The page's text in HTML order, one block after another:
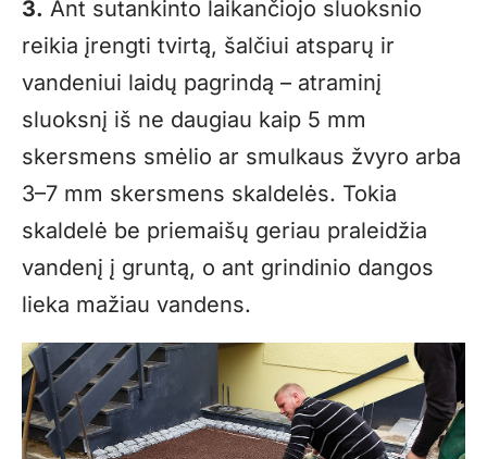
3. Ant sutankinto laikančiojo sluoksnio
reikia įrengti tvirtą, šalčiui atsparų ir
vandeniui laidų pagrindą – atraminį
sluoksnį iš ne daugiau kaip 5 mm
skersmens smėlio ar smulkaus žvyro arba
3–7 mm skersmens skaldelės. Tokia
skaldelė be priemaišų geriau praleidžia
vandenį į gruntą, o ant grindinio dangos
lieka mažiau vandens.